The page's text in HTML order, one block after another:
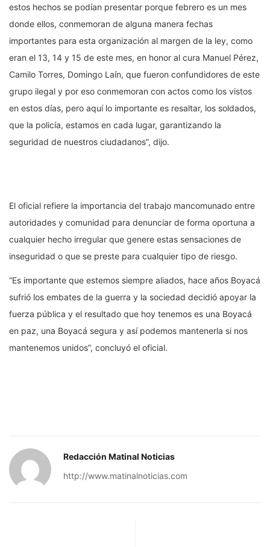
estos hechos se podían presentar porque febrero es un mes
donde ellos, conmemoran de alguna manera fechas
importantes para esta organización al margen de la ley, como
eran el 13, 14 y 15 de este mes, en honor al cura Manuel Pérez,
Camilo Torres, Domingo Laín, que fueron confundidores de este
grupo ilegal y por eso conmemoran con actos como los vistos
en estos días, pero aquí lo importante es resaltar, los soldados,
que la policía, estamos en cada lugar, garantizando la
seguridad de nuestros ciudadanos”, dijo.
El oficial refiere la importancia del trabajo mancomunado entre
autoridades y comunidad para denunciar de forma oportuna a
cualquier hecho irregular que genere estas sensaciones de
inseguridad o que se preste para cualquier tipo de riesgo.
“Es importante que estemos siempre aliados, hace años Boyacá
sufrió los embates de la guerra y la sociedad decidió apoyar la
fuerza pública y el resultado que hoy tenemos es una Boyacá
en paz, una Boyacá segura y así podemos mantenerla si nos
mantenemos unidos”, concluyó el oficial.
Redacción Matinal Noticias
http://www.matinalnoticias.com